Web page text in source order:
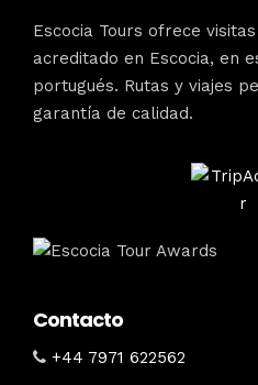
Escocia Tours ofrece
acreditado en Escocia, en
portugués. Rutas y viajes
garantía de calidad.
Contacto
+44 7971 622562